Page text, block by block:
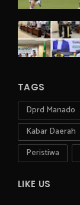
TAGS
Dprd Manado
Kabar Daerah
Peristiwa
LIKE US